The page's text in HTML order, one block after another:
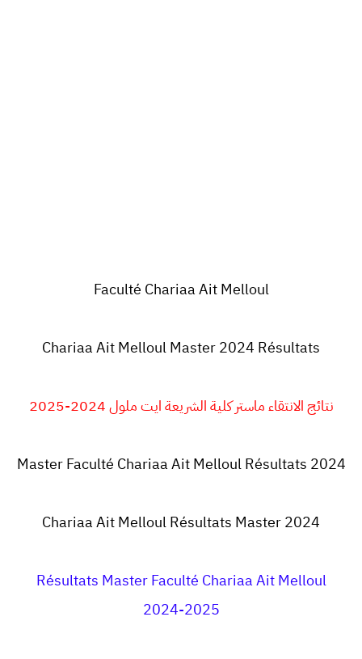
Faculté Chariaa Ait Melloul
Chariaa Ait Melloul Master 2024 Résultats
نتائج الانتقاء ماستر كلية الشريعة ايت ملول 2024-2025
Master Faculté Chariaa Ait Melloul Résultats 2024
Chariaa Ait Melloul Résultats Master 2024
Résultats Master Faculté Chariaa Ait Melloul
2024-2025